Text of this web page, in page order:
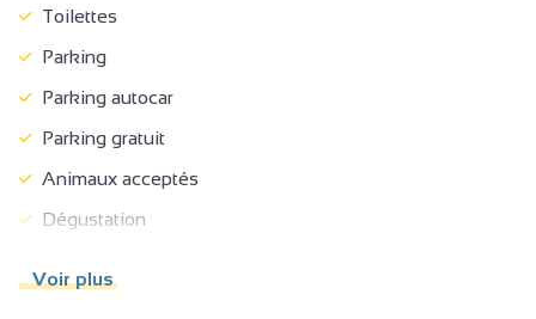
Toilettes
Parking
Parking autocar
Parking gratuit
Animaux acceptés
Dégustation
Voir plus